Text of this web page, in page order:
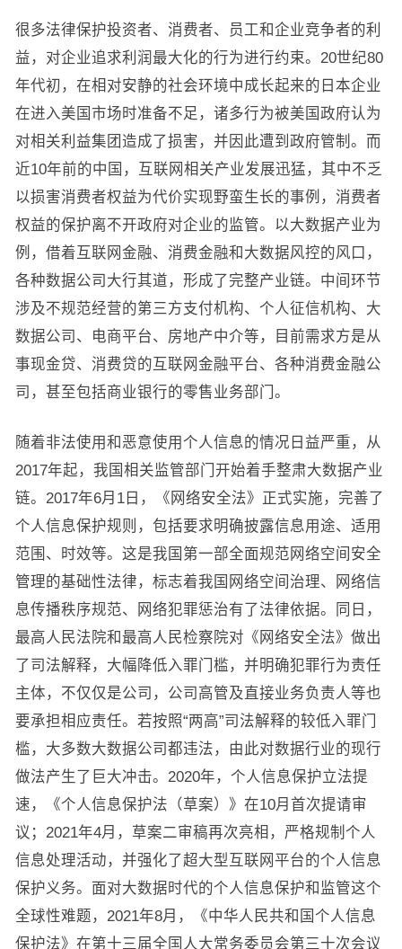
很多法律保护投资者、消费者、员工和企业竞争者的利
益，对企业追求利润最大化的行为进行约束。20世纪80
年代初，在相对安静的社会环境中成长起来的日本企业
在进入美国市场时准备不足，诸多行为被美国政府认为
对相关利益集团造成了损害，并因此遭到政府管制。而
近10年前的中国，互联网相关产业发展迅猛，其中不乏
以损害消费者权益为代价实现野蛮生长的事例，消费者
权益的保护离不开政府对企业的监管。以大数据产业为
例，借着互联网金融、消费金融和大数据风控的风口，
各种数据公司大行其道，形成了完整产业链。中间环节
涉及不规范经营的第三方支付机构、个人征信机构、大
数据公司、电商平台、房地产中介等，目前需求方是从
事现金贷、消费贷的互联网金融平台、各种消费金融公
司，甚至包括商业银行的零售业务部门。
随着非法使用和恶意使用个人信息的情况日益严重，从
2017年起，我国相关监管部门开始着手整肃大数据产业
链。2017年6月1日，《网络安全法》正式实施，完善了
个人信息保护规则，包括要求明确披露信息用途、适用
范围、时效等。这是我国第一部全面规范网络空间安全
管理的基础性法律，标志着我国网络空间治理、网络信
息传播秩序规范、网络犯罪惩治有了法律依据。同日，
最高人民法院和最高人民检察院对《网络安全法》做出
了司法解释，大幅降低入罪门槛，并明确犯罪行为责任
主体，不仅仅是公司，公司高管及直接业务负责人等也
要承担相应责任。若按照“两高”司法解释的较低入罪门
槛，大多数大数据公司都违法，由此对数据行业的现行
做法产生了巨大冲击。2020年，个人信息保护立法提
速，《个人信息保护法（草案）》在10月首次提请审
议；2021年4月，草案二审稿再次亮相，严格规制个人
信息处理活动，并强化了超大型互联网平台的个人信息
保护义务。面对大数据时代的个人信息保护和监管这个
全球性难题，2021年8月，《中华人民共和国个人信息
保护法》在第十三届全国人大常务委员会第三十次会议